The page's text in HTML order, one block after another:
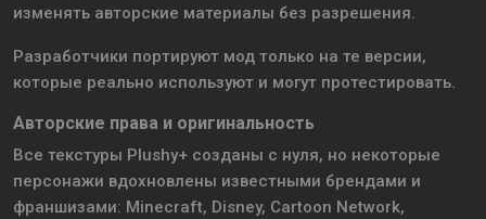
изменять авторские материалы без разрешения.
Разработчики портируют мод только на те версии,
которые реально используют и могут протестировать.
Авторские права и оригинальность
Все текстуры Plushy+ созданы с нуля, но некоторые
персонажи вдохновлены известными брендами и
франшизами: Minecraft, Disney, Cartoon Network,